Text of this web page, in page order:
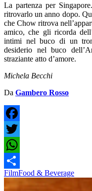
La partenza per
ritrovarlo un anno dopo.
che Chow ritrova
amico, che gli ricorda
intimi nel buco di un
desiderio nel buco
straziante atto d’amore.
Michela Becchi
Da Gambero Rosso
Facebook
Twitter
WhatsApp
Condividi
FilmFood & Beverage